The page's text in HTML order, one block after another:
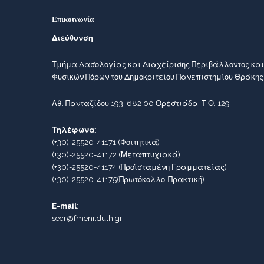
Επικοινωνία
Διεύθυνση:
Τμήμα Δασολογίας και Διαχείρισης Περιβάλλοντος και
Φυσικών Πόρων του Δημοκριτείου Πανεπιστημίου
Αθ. Πανταζίδου 193, 682 00 Ορεστιάδα, Τ.Θ. 129
Τηλέφωνα:
(+30)-25520-41171(Φοιτητικά)
(+30)-25520-41172 (Μεταπτυχιακά)
(+30)-25520-41174 (Προϊσταμένη Γραμματείας)
(+30)-25520-41175(Πρωτόκολλο-Πρακτική)
E-mail:
secr@fmenr.duth.gr